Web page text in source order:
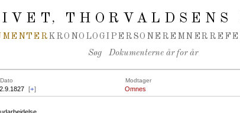
, THORVALDSENS
KRONOLOGI PERSONER EMNER
Søg Dokumenterne år for år
Dato Modtager
2.9.1827 [+] Omnes